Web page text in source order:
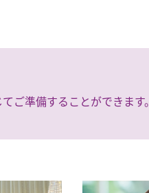
準備することができます。